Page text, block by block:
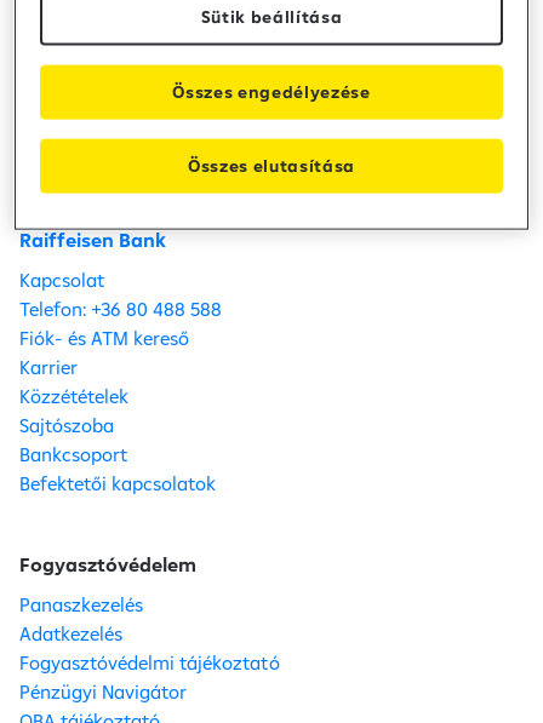
Bank közzététel / 2024. szeptember 4.
Hirdetmény_1
Hirdetmény_3
Raiffeisen Bank
Kapcsolat
Telefon: +36 80 488 588
Fiók- és ATM kereső
Karrier
Közzétételek
Sajtószoba
Bankcsoport
Befektetői kapcsolatok
Fogyasztóvédelem
Panaszkezelés
Adatkezelés
Fogyasztóvédelmi tájékoztató
Pénzügyi Navigátor
Sütik beállítása
Összes elutasítása
Összes engedélyezése